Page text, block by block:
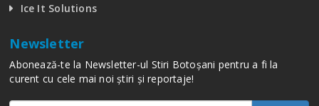
Ice It Solutions
Newsletter
Abonează-te la Newsletter-ul Stiri Botoșani pentru a fi la
curent cu cele mai noi știri și reportaje!